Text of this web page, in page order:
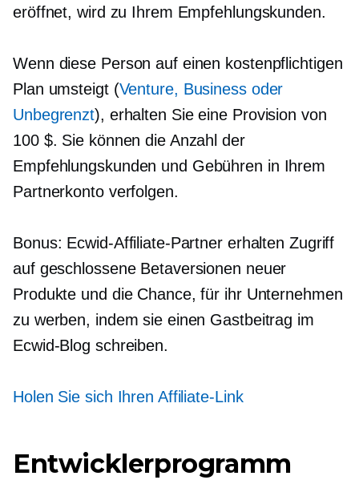
eröffnet, wird zu Ihrem Empfehlungskunden.
Wenn diese Person auf einen kostenpflichtigen
Plan umsteigt (Venture, Business oder
Unbegrenzt), erhalten Sie eine Provision von
100 $. Sie können die Anzahl der
Empfehlungskunden und Gebühren in Ihrem
Partnerkonto verfolgen.
Bonus: Ecwid-Affiliate-Partner erhalten Zugriff
auf geschlossene Betaversionen neuer
Produkte und die Chance, für ihr Unternehmen
zu werben, indem sie einen Gastbeitrag im
Ecwid-Blog schreiben.
Holen Sie sich Ihren Affiliate-Link
Entwicklerprogramm